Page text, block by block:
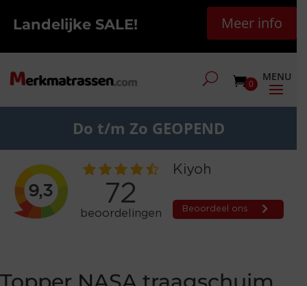
Landelijke SALE! Meer info
0
Do t/m Zo GEOPEND